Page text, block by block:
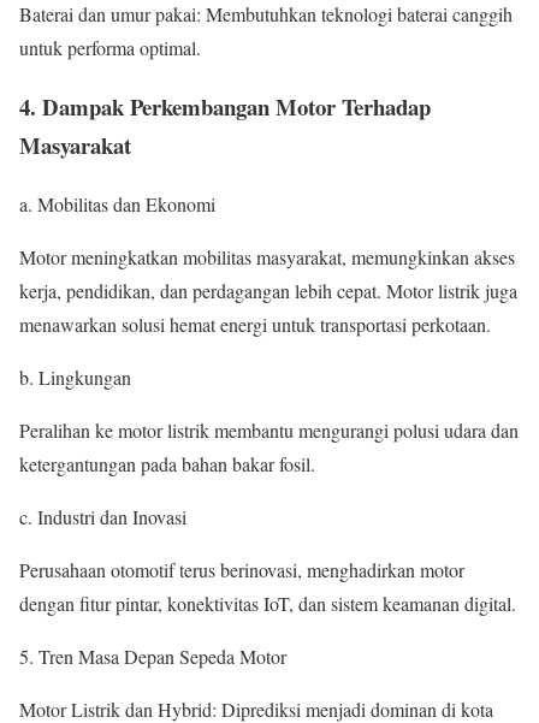
Baterai dan umur pakai: Membutuhkan teknologi baterai canggih
untuk performa optimal.
4. Dampak Perkembangan Motor Terhadap
Masyarakat
a. Mobilitas dan Ekonomi
Motor meningkatkan mobilitas masyarakat, memungkinkan akses
kerja, pendidikan, dan perdagangan lebih cepat. Motor listrik juga
menawarkan solusi hemat energi untuk transportasi perkotaan.
b. Lingkungan
Peralihan ke motor listrik membantu mengurangi polusi udara dan
ketergantungan pada bahan bakar fosil.
c. Industri dan Inovasi
Perusahaan otomotif terus berinovasi, menghadirkan motor
dengan fitur pintar, konektivitas IoT, dan sistem keamanan digital.
5. Tren Masa Depan Sepeda Motor
Motor Listrik dan Hybrid: Diprediksi menjadi dominan di kota